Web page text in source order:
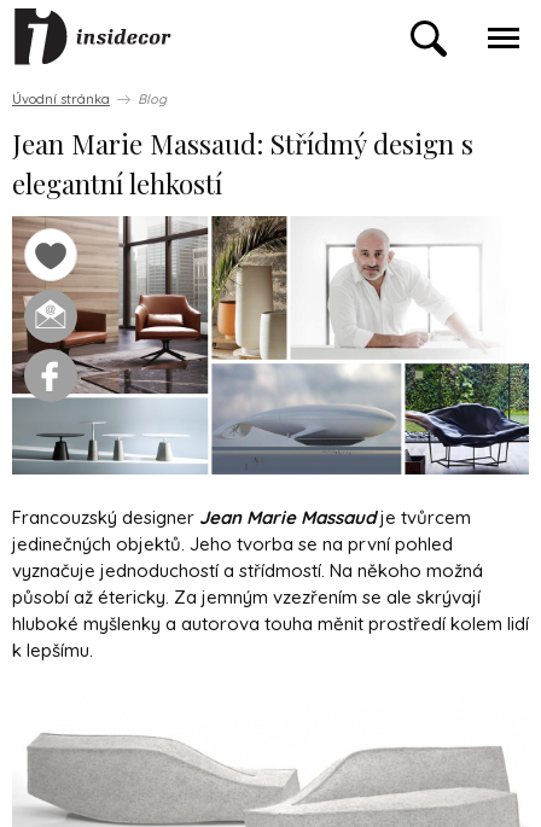
Úvodní stránka Blog
Jean Marie Massaud: Střídmý design s
elegantní lehkostí
Francouzský designer Jean Marie Massaudje tvůrcem
jedinečných objektů. Jeho tvorba se na první pohled
vyznačuje jednoduchostí a střídmostí. Na někoho možná
působí až étericky. Za jemným vzezřením se ale skrývají
hluboké myšlenky a autorova touha měnit prostředí kolem lidí
k lepšímu.